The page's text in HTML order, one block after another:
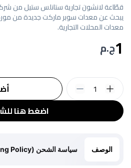
قطّاعة لانشون تجارية ستانلس ستيل من
يبحث عن معدات سوبر ماركت جديدة من
معدات المحلات التجارية.
1ج.م
اضغط هنا
1
الوصف سياسة الشحن (Shipping Policy)